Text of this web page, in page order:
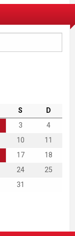
S
D
3
4
10
11
17
18
24
25
31